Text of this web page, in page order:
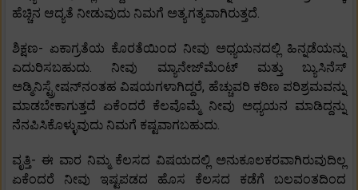
ಹೆಚ್ಚಿನ ಆದ್ಯತೆ ನೀಡುವುದು ನಿಮಗೆ ಅತ್ಯಗತ್ಯವಾಗಿರುತ್ತದೆ.
ಶಿಕ್ಷಣ- ಏಕಾಗ್ರತೆಯ ಕೊರತೆಯಿಂದ ನೀವು ಅಧ್ಯಯನದಲ್ಲಿ ಹಿನ್ನಡೆಯನ್ನು
ಎದುರಿಸಬಹುದು. ನೀವು ಮ್ಯಾನೇಜ್‌ಮೆಂಟ್ ಮತ್ತು ಬ್ಯುಸಿನೆಸ್
ಅಡ್ಮಿನಿಸ್ಟ್ರೇಷನ್‌ನಂತಹ ವಿಷಯಗಳಾಗಿದ್ದರೆ, ಹೆಚ್ಚುವರಿ ಕಠಿಣ ಪರಿಶ್ರಮವನ್ನು
ಮಾಡಬೇಕಾಗುತ್ತದೆ ಏಕೆಂದರೆ ಕೆಲವೊಮ್ಮೆ ನೀವು ಅಧ್ಯಯನ ಮಾಡಿದ್ದನ್ನು
ನೆನಪಿಸಿಕೊಳ್ಳುವುದು ನಿಮಗೆ ಕಷ್ಟವಾಗಬಹುದು.
ವೃತ್ತಿ- ಈ ವಾರ ನಿಮ್ಮ ಕೆಲಸದ ವಿಷಯದಲ್ಲಿ ಅನುಕೂಲಕರವಾಗಿರುವುದಿಲ್ಲ
ಏಕೆಂದರೆ ನೀವು ಇಷ್ಟಪಡದ ಹೊಸ ಕೆಲಸದ ಕಡೆಗೆ ಬಲವಂತದಿಂದ